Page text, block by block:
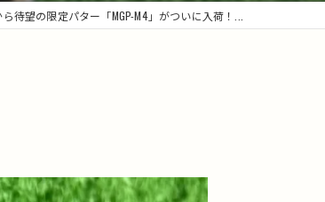
ンナップ
待望の限定パター「MGP-M4」がついに入荷！...